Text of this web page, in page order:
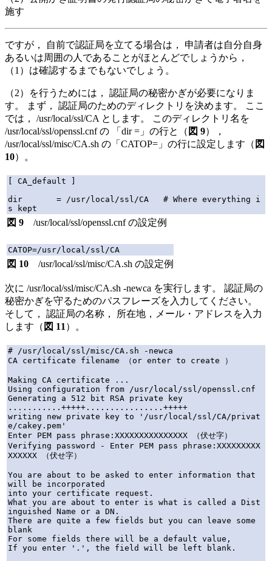
施す
ですが， 自前で認証局を立てる場合は， 申請者は自分自身
あるいは周囲の人であることがほとんどでしょうから，
（1）は確認するまでもないでしょう。
（2）を行うためには， 認証局の秘密かぎが必要になりま
す。 まず， 認証局のためのディレクトリを決めます。 ここ
では， /usr/local/ssl/CA とします。 このディレクトリ名を
/usr/local/ssl/openssl.cnf の 「dir =」の行と（ 図 9），
/usr/local/ssl/misc/CA.sh の「CATOP=」の行に設定します（ 図
10）。
[ CA_default ]
dir       = /usr/local/ssl/CA   # Where everything i
図 9 /usr/local/ssl/openssl.cnf の設定例
図 10 /usr/local/ssl/misc/CA.sh の設定例
次に /usr/local/ssl/misc/CA.sh -newca を実行します。 認証局の
秘密かぎを守るためのパスフレーズを入力してください。
そして， 認証局の名称， 所在地，メール・アドレスを入力
します（ 図 11 ）。
# /usr/local/ssl/misc/CA.sh -newca
CA certificate filename （or enter to create ）
Making CA certificate ...
Using configuration from /usr/local/ssl/openssl.cnf
Generating a 512 bit RSA private key
...........+++++................+++++
writing new private key to '/usr/local/ssl/CA/privat
e/cakey.pem'
Enter PEM pass phrase:XXXXXXXXXXXXXXX （伏せ字）
Verifying password - Enter PEM pass phrase:XXXXXXXXX
XXXXXX （伏せ字）
You are about to be asked to enter information that
will be incorporated
into your certificate request.
What you are about to enter is what is called a Dist
inguished Name or a DN.
There are quite a few fields but you can leave some
blank
For some fields there will be a default value,
If you enter '.', the field will be left blank.